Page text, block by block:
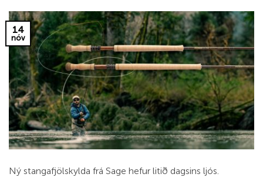
14
nóv
Ný stangafjölskylda frá Sage hefur litið dagsins ljós.